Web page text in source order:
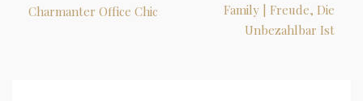
Charmanter Office Chic
Family | Freude, Die
Unbezahlbar Ist